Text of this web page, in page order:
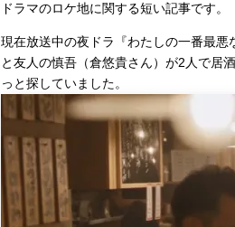
ドラマのロケ地に関する短い記事です。
現在放送中の夜ドラ『わたしの一番最悪
と友人の慎吾（倉悠貴さん）が2人で居
っと探していました。